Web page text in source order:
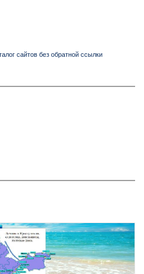
сайтов без обратной ссылки